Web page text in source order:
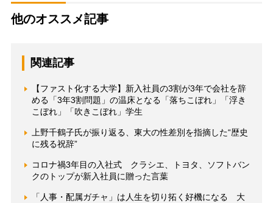
他のオススメ記事
関連記事
【ファスト化する大学】新入社員の3割が3年で会社を辞
める「3年3割問題」の温床となる「落ちこぼれ」「浮き
こぼれ」「吹きこぼれ」学生
上野千鶴子氏が振り返る、東大の性差別を指摘した“歴史
に残る祝辞”
コロナ禍3年目の入社式 クラシエ、トヨタ、ソフトバン
クのトップが新入社員に贈った言葉
「人事・配属ガチャ」は人生を切り拓く好機になる 大